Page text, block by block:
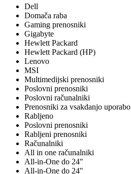
Dell
Domača raba
Gaming prenosniki
Gigabyte
Hewlett Packard
Hewlett Packard (HP)
Lenovo
MSI
Multimedijski prenosniki
Poslovni prenosniki
Poslovni računalniki
Prenosniki za vsakdanjo uporabo
Rabljeno
Poslovni prenosniki
Rabljeni prenosniki
Računalniki
All in one računalniki
All-in-One do 24"
All-in-One do 24″